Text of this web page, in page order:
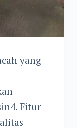
yang
Fitur